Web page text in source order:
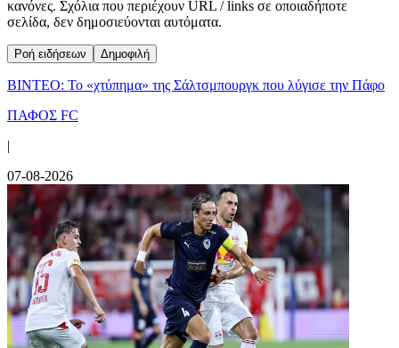
κανόνες. Σχόλια που περιέχουν URL / links σε οποιαδήποτε
σελίδα, δεν δημοσιεύονται αυτόματα.
Ροή ειδήσεων Δημοφιλή
ΒΙΝΤΕΟ: Το «χτύπημα» της Σάλτσμπουργκ που λύγισε την Πάφο
ΠΑΦΟΣ FC
|
07-08-2026